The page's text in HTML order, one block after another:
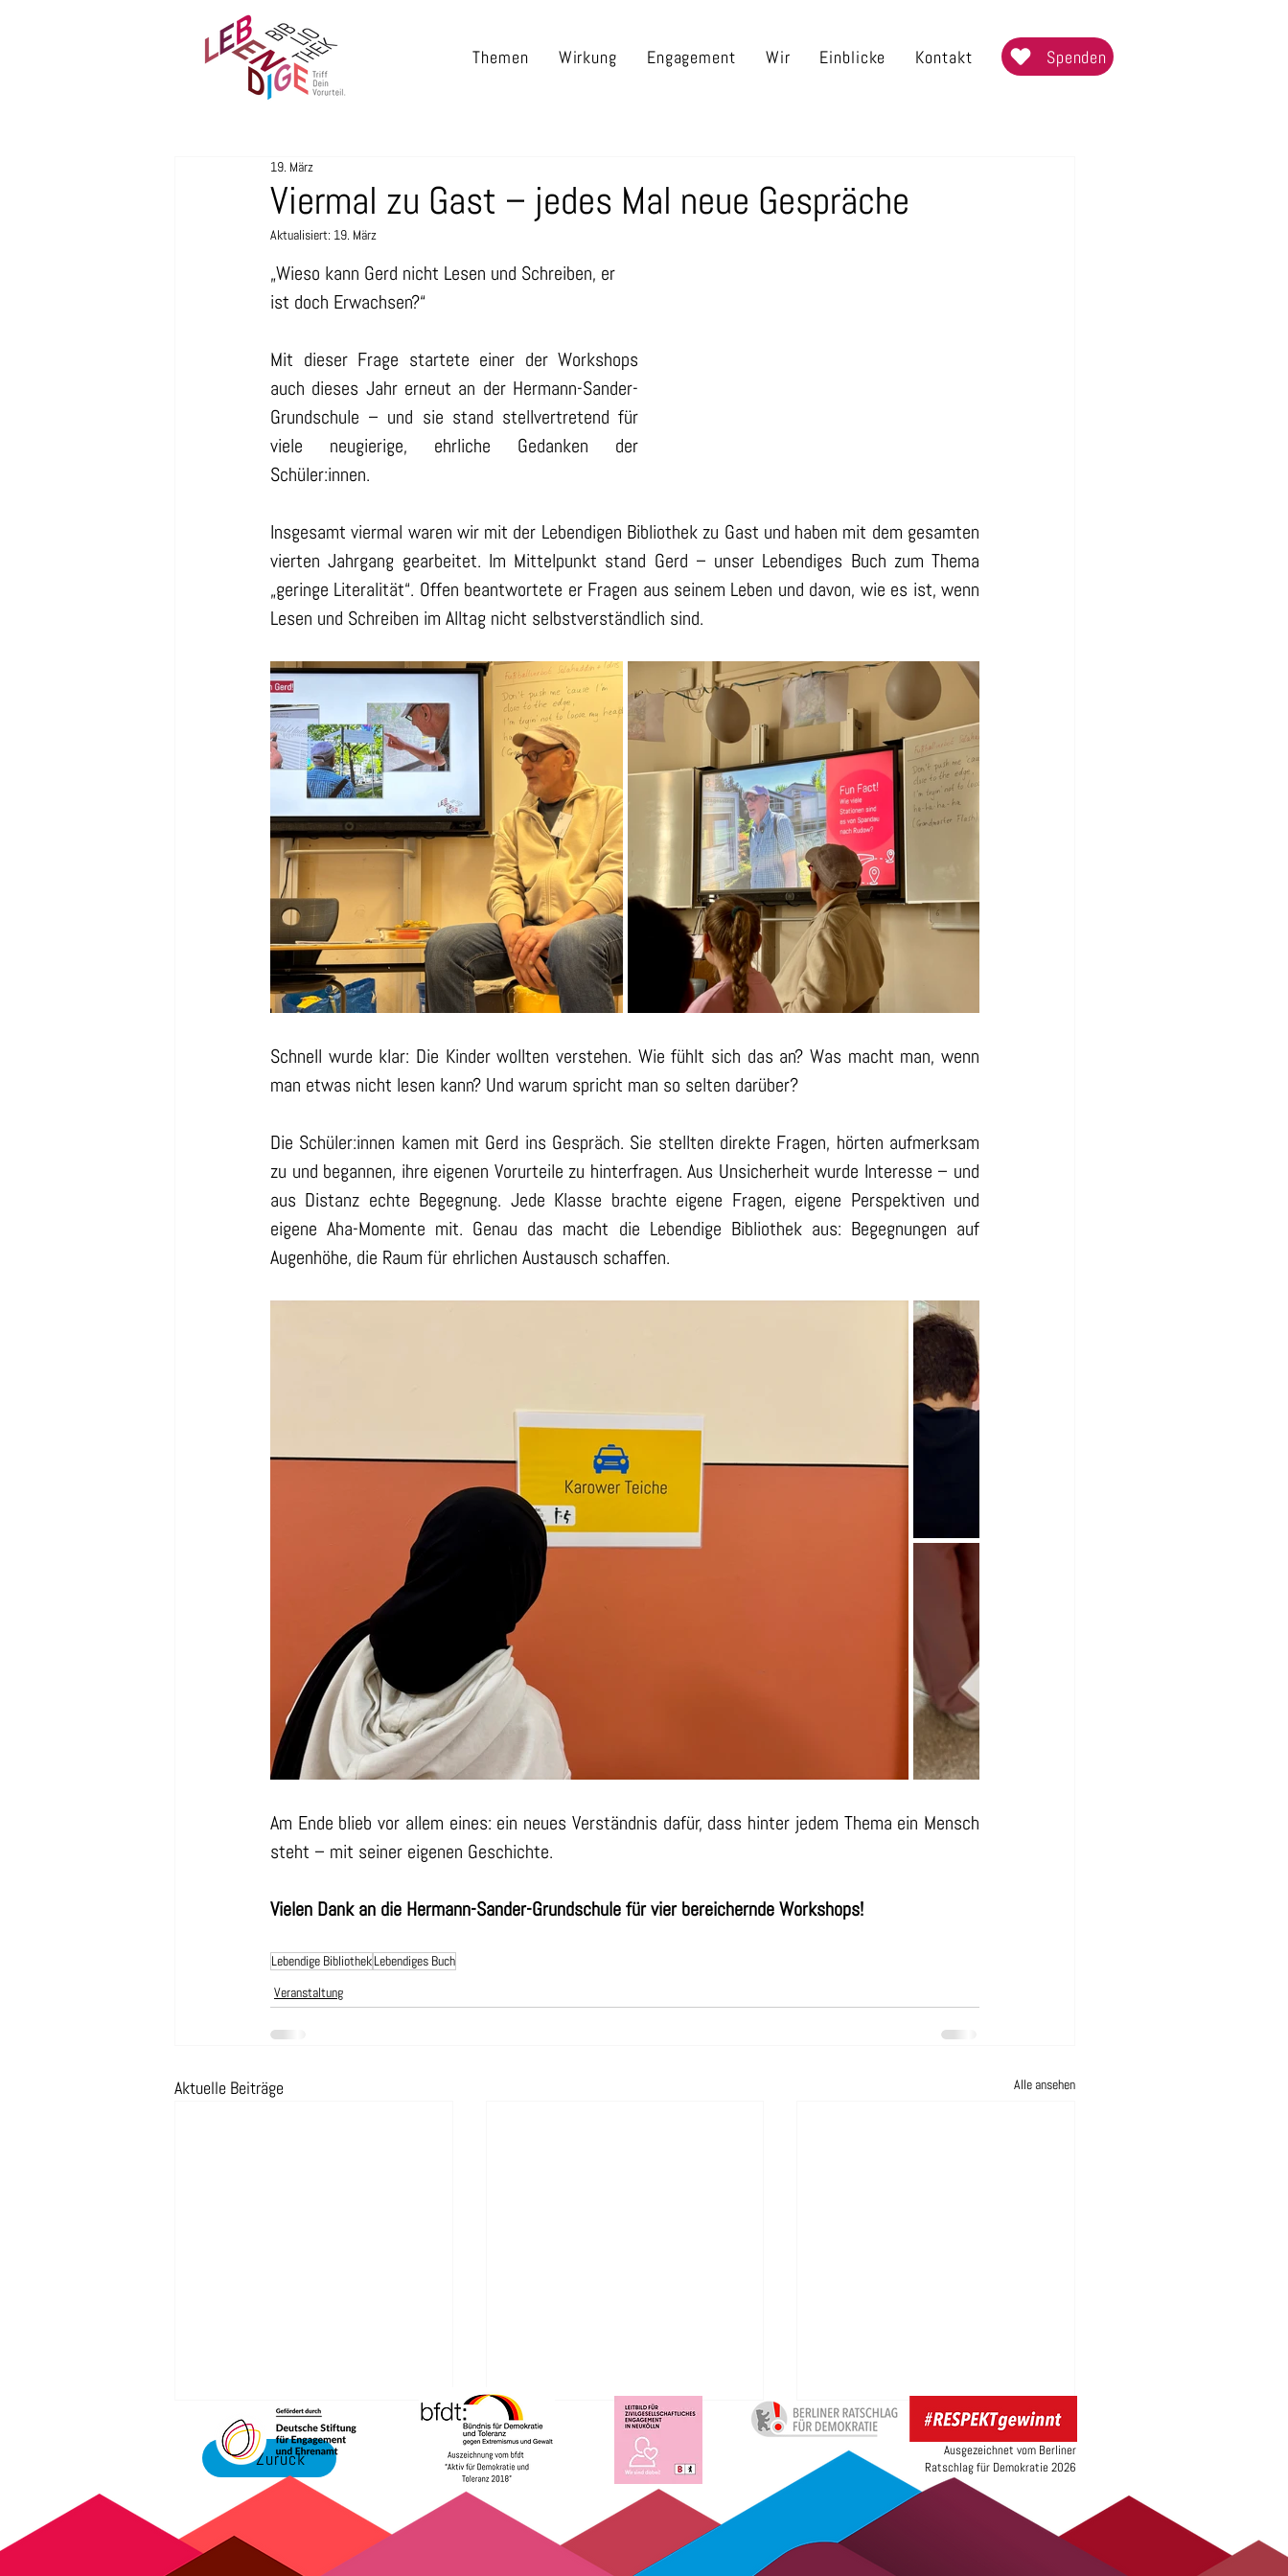
Themen Wirkung Engagement Wir Einblicke Kontakt Spenden
Viermal zu Gast – jedes Mal neue Gespräche
19. März
Aktualisiert: 19. März
„Wieso kann Gerd nicht Lesen und Schreiben, er
ist doch Erwachsen?“
Mit dieser Frage startete einer der Workshops
auch dieses Jahr erneut an der Hermann-Sander-
Grundschule – und sie stand stellvertretend für
viele neugierige, ehrliche Gedanken der
Schüler:innen.
Insgesamt viermal waren wir mit der Lebendigen Bibliothek zu Gast und haben mit dem gesamten
vierten Jahrgang gearbeitet. Im Mittelpunkt stand Gerd – unser Lebendiges Buch zum Thema
„geringe Literalität“. Offen beantwortete er Fragen aus seinem Leben und davon, wie es ist, wenn
Lesen und Schreiben im Alltag nicht selbstverständlich sind.
Schnell wurde klar: Die Kinder wollten verstehen. Wie fühlt sich das an? Was macht man, wenn
man etwas nicht lesen kann? Und warum spricht man so selten darüber?
Die Schüler:innen kamen mit Gerd ins Gespräch. Sie stellten direkte Fragen, hörten aufmerksam
zu und begannen, ihre eigenen Vorurteile zu hinterfragen. Aus Unsicherheit wurde Interesse – und
aus Distanz echte Begegnung. Jede Klasse brachte eigene Fragen, eigene Perspektiven und
eigene Aha-Momente mit. Genau das macht die Lebendige Bibliothek aus: Begegnungen auf
Augenhöhe, die Raum für ehrlichen Austausch schaffen.
Am Ende blieb vor allem eines: ein neues Verständnis dafür, dass hinter jedem Thema ein Mensch
steht – mit seiner eigenen Geschichte.
Vielen Dank an die Hermann-Sander-Grundschule für vier bereichernde Workshops!
Lebendige BibliothekLebendiges Buch
Veranstaltung
Aktuelle Beiträge Alle ansehen
Zurück
Ausgezeichnet vom Berliner
Ratschlag für Demokratie 2026